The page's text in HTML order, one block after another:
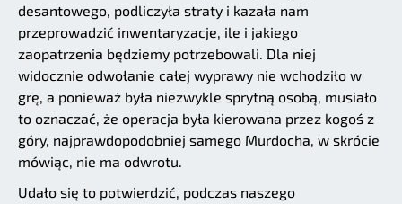
desantowego, podliczyła straty i kazała nam
przeprowadzić inwentaryzacje, ile i jakiego
zaopatrzenia będziemy potrzebowali. Dla niej
widocznie odwołanie całej wyprawy nie wchodziło w
grę, a ponieważ była niezwykle sprytną osobą, musiało
to oznaczać, że operacja była kierowana przez kogoś z
góry, najprawdopodobniej samego Murdocha, w skrócie
mówiąc, nie ma odwrotu.
Udało się to potwierdzić, podczas naszego